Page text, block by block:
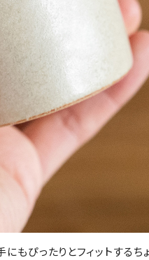
もぴったりとフィットするち